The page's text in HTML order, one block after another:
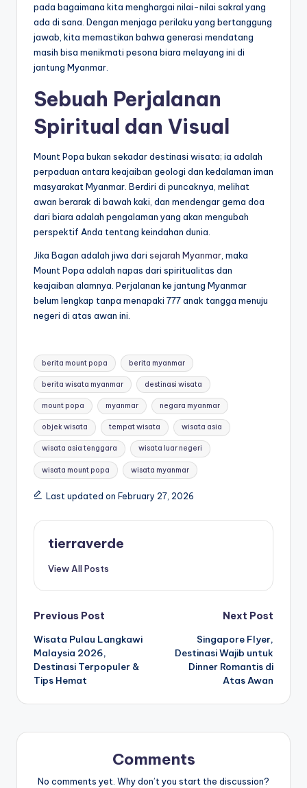
pada bagaimana kita menghargai nilai-nilai sakral yang
ada di sana. Dengan menjaga perilaku yang bertanggung
jawab, kita memastikan bahwa generasi mendatang
masih bisa menikmati pesona biara melayang ini di
jantung Myanmar.
Sebuah Perjalanan
Spiritual dan Visual
Mount Popa bukan sekadar destinasi wisata; ia adalah
perpaduan antara keajaiban geologi dan kedalaman iman
masyarakat Myanmar. Berdiri di puncaknya, melihat
awan berarak di bawah kaki, dan mendengar gema doa
dari biara adalah pengalaman yang akan mengubah
perspektif Anda tentang keindahan dunia.
Jika Bagan adalah jiwa dari sejarah Myanmar , maka
Mount Popa adalah napas dari spiritualitas dan
keajaiban alamnya. Perjalanan ke jantung Myanmar
belum lengkap tanpa menapaki 777 anak tangga menuju
negeri di atas awan ini.
Tags:
berita mount popa berita myanmar
berita wisata myanmar destinasi wisata
mount popa myanmar negara myanmar
objek wisata tempat wisata wisata asia
wisata asia tenggara wisata luar negeri
wisata mount popa wisata myanmar
Last updated on February 27, 2026
tierraverde
View All Posts
Post
navigation
Previous Post
Wisata Pulau Langkawi
Malaysia 2026,
Destinasi Terpopuler &
Tips Hemat
Next Post
Singapore Flyer,
Destinasi Wajib untuk
Dinner Romantis di
Atas Awan
Comments
No comments yet. Why don’t you start the discussion?